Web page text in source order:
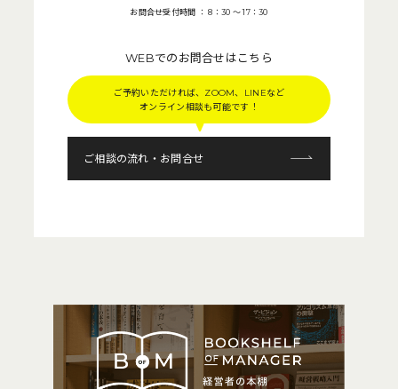
お問合せ受付時間 ： 8：30 〜 17：30
WEBでのお問合せはこちら
ご予約いただければ、ZOOM、LINEなど
オンライン相談も可能です！
ご相談の流れ・お問合せ